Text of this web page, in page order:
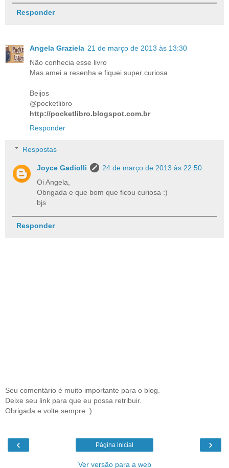
Responder
Angela Graziela 21 de março de 2013 às 13:30
Não conhecia esse livro
Mas amei a resenha e fiquei super curiosa
Beijos
@pocketlibro
http://pocketlibro.blogspot.com.br
Responder
Respostas
Joyce Gadiolli
24 de março de 2013 às 22:50
Oi Angela,
Obrigada e que bom que ficou curiosa :)
bjs
Responder
Seu comentário é muito importante para o blog.
Deixe seu link para que eu possa retribuir.
Obrigada e volte sempre :)
‹ ›
Página inicial
Ver versão para a web